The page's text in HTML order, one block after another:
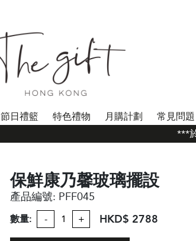
節日禮籃 特色禮物 月購計劃 常見問題
***於
保鮮康乃馨玻璃擺設
產品編號: PFF045
數量: - + HKD$ 2788